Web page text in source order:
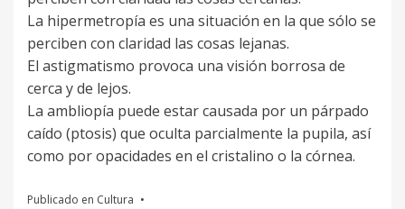
La hipermetropía es una situación en la que sólo se
perciben con claridad las cosas lejanas.
El astigmatismo provoca una visión borrosa de
cerca y de lejos.
La ambliopía puede estar causada por un párpado
caído (ptosis) que oculta parcialmente la pupila, así
como por opacidades en el cristalino o la córnea.
Publicado en Cultura